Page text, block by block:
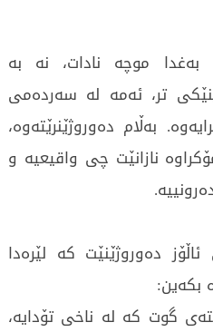
موچە نادات، نە بە
تر، ئەمە لە سەردەمی
بەڵام دەوروژێنرێتەوە،
نازانێت چی واقیعیە و
دەوروژێنێت کە لێرەدا
بکەین:
گوت کە لە ناخی تۆدایە،